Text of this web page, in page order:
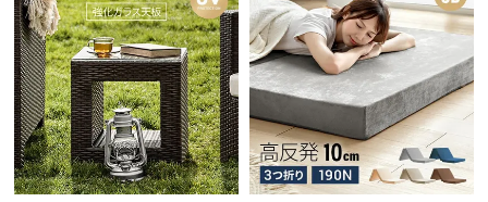
い
て
搬
入
経
路
に
透けにくい仕様でプライバシー保護
優れた通気性でありながら透けにくい仕様。外から
の視線を気にすることなく快適に過ごせます。